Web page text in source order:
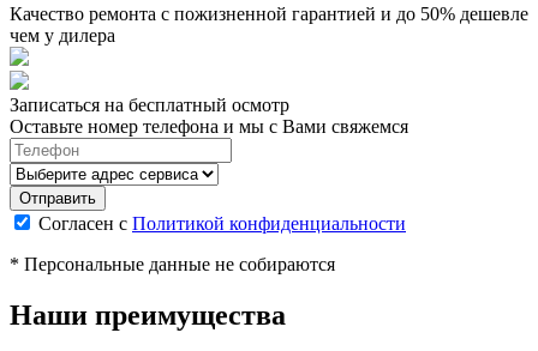
Качество ремонта с пожизненной гарантией и до 50% дешевле
чем у дилера
Записаться на бесплатный осмотр
Оставьте номер телефона и мы с Вами свяжемся
Согласен с Политикой конфиденциальности
* Персональные данные не собираются
Наши преимущества